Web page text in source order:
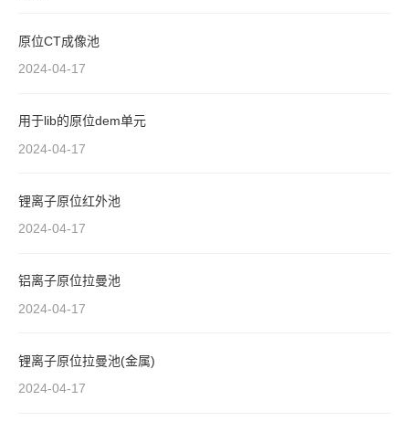
原位CT成像池
2024-04-17
用于lib的原位dem单元
2024-04-17
锂离子原位红外池
2024-04-17
铝离子原位拉曼池
2024-04-17
锂离子原位拉曼池(金属)
2024-04-17